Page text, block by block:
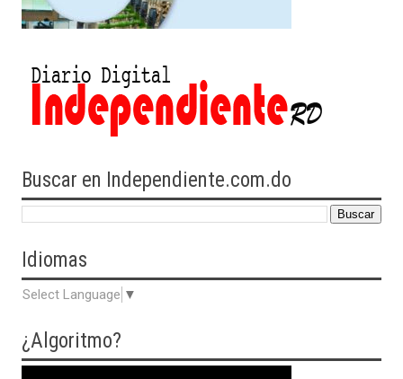
Buscar en Independiente.com.do
Idiomas
Select Language ▼
¿Algoritmo?